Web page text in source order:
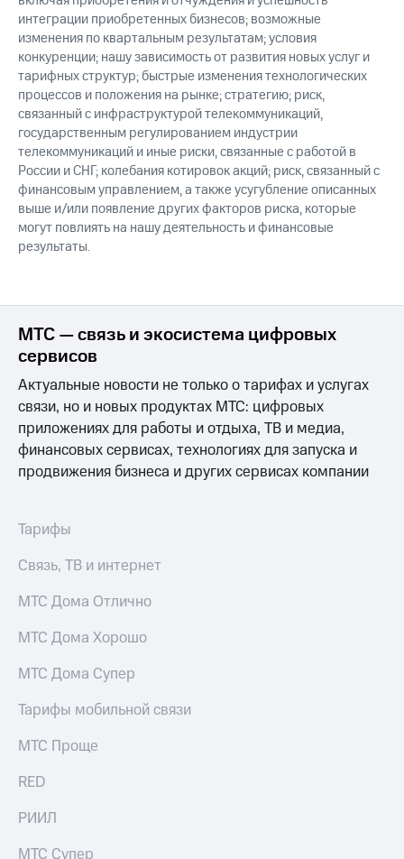
интеграции приобретенных бизнесов; возможные
изменения по квартальным результатам; условия
конкуренции; нашу зависимость от развития новых услуг и
тарифных структур; быстрые изменения технологических
процессов и положения на рынке; стратегию; риск,
связанный с инфраструктурой телекоммуникаций,
государственным регулированием индустрии
телекоммуникаций и иные риски, связанные с работой в
России и СНГ; колебания котировок акций; риск, связанный с
финансовым управлением, а также усугубление описанных
выше и/или появление других факторов риска, которые
могут повлиять на нашу деятельность и финансовые
результаты.
МТС — связь и экосистема цифровых
сервисов
Актуальные новости не только о тарифах и услугах
связи, но и новых продуктах МТС: цифровых
приложениях для работы и отдыха, ТВ и медиа,
финансовых сервисах, технологиях для запуска и
продвижения бизнеса и других сервисах компании
Тарифы
Связь, ТВ и интернет
МТС Дома Отлично
МТС Дома Хорошо
МТС Дома Супер
Тарифы мобильной связи
МТС Проще
RED
РИИЛ